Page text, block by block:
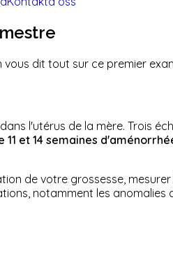
dit tout sur ce premier
l'utérus de la mère. Trois
11 et 14 semaines
de votre grossesse,
notamment les anomalies